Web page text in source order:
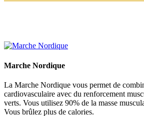
Marche Nordique
La Marche Nordique vous permet de
cardiovasculaire avec du renforcement
verts. Vous utilisez 90% de la masse
Vous brûlez plus de calories.